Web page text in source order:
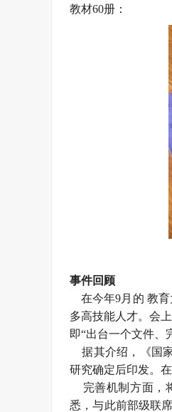
教材60册：
事件回顾
在今年9月的 教育
多高技能人才。会
即“出台一个文件、
据其介绍，《国
研究确定后印发。
完善机制方面，
悉，与此前部级联